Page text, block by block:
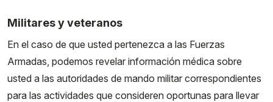
Militares y veteranos
En el caso de que usted pertenezca a las Fuerzas
Armadas, podemos revelar información médica sobre
usted a las autoridades de mando militar correspondientes
para las actividades que consideren oportunas para llevar